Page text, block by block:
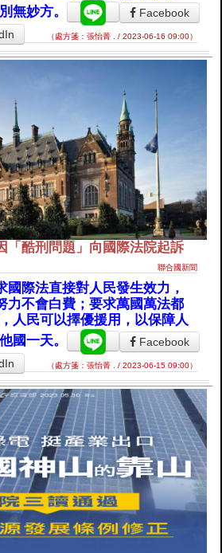
無妙方。
Facebook
（處方箋：張怡菁 . / 2023-06-16 09:00）
「酷刑問題」向國際法院起訴
聯合國新聞
國際法直接對人民發生效力，
力不會白費；要求萬國萬法都
人民可以擇優援用，以保障人
國一天。
Facebook
（處方箋：張怡菁 . / 2023-06-15 09:00）